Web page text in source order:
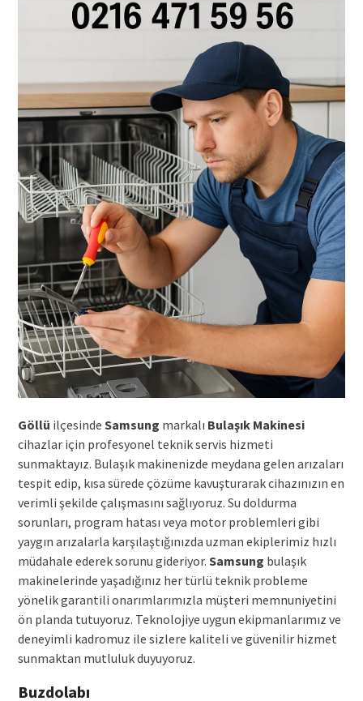
Göllü ilçesinde Samsung markalı Bulaşık Makinesi
cihazlar için profesyonel teknik servis hizmeti
sunmaktayız. Bulaşık makinenizde meydana gelen arızaları
tespit edip, kısa sürede çözüme kavuşturarak cihazınızın en
verimli şekilde çalışmasını sağlıyoruz. Su doldurma
sorunları, program hatası veya motor problemleri gibi
yaygın arızalarla karşılaştığınızda uzman ekiplerimiz hızlı
müdahale ederek sorunu gideriyor. Samsung bulaşık
makinelerinde yaşadığınız her türlü teknik probleme
yönelik garantili onarımlarımızla müşteri memnuniyetini
ön planda tutuyoruz. Teknolojiye uygun ekipmanlarımız ve
deneyimli kadromuz ile sizlere kaliteli ve güvenilir hizmet
sunmaktan mutluluk duyuyoruz.
Buzdolabı